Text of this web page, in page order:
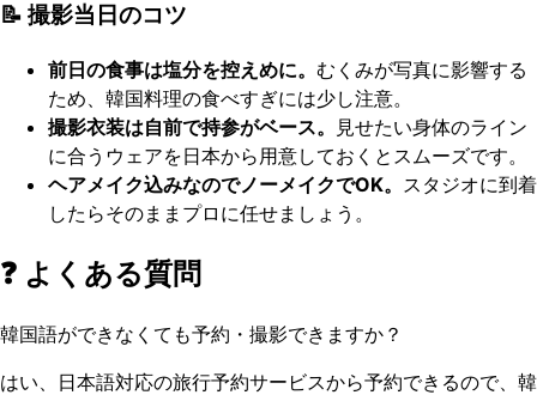
📝 撮影当日のコツ
前日の食事は塩分を控えめに。 むくみが写真に影響する
ため、韓国料理の食べすぎには少し注意。
撮影衣装は自前で持参がベース。
見せたい身体のライン
に合うウェアを日本から用意しておくとスムーズです。
ヘアメイク込みなのでノーメイクでOK。 スタジオに到着
したらそのままプロに任せましょう。
❓ よくある質問
韓国語ができなくても予約・撮影できますか？
はい、日本語対応の旅行予約サービスから予約できるので、韓